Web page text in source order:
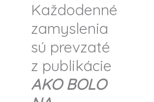
Každodenné
zamyslenia
sú prevzaté
z publikácie
AKO BOLO